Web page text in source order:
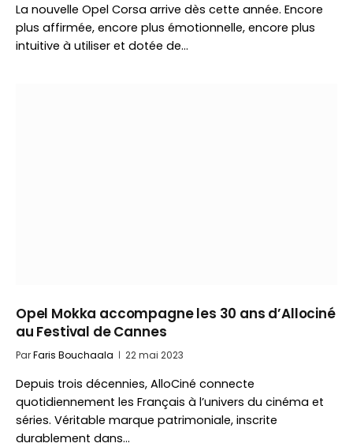
La nouvelle Opel Corsa arrive dès cette année. Encore
plus affirmée, encore plus émotionnelle, encore plus
intuitive à utiliser et dotée de…
Opel Mokka accompagne les 30 ans d’Allociné
au Festival de Cannes
ParFaris Bouchaala 22 mai 2023
Depuis trois décennies, AlloCiné connecte
quotidiennement les Français à l’univers du cinéma et
séries. Véritable marque patrimoniale, inscrite
durablement dans…